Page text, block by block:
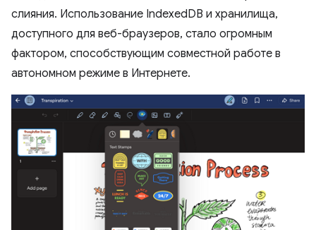
слияния. Использование IndexedDB и хранилища,
доступного для веб-браузеров, стало огромным
фактором, способствующим совместной работе в
автономном режиме в Интернете.